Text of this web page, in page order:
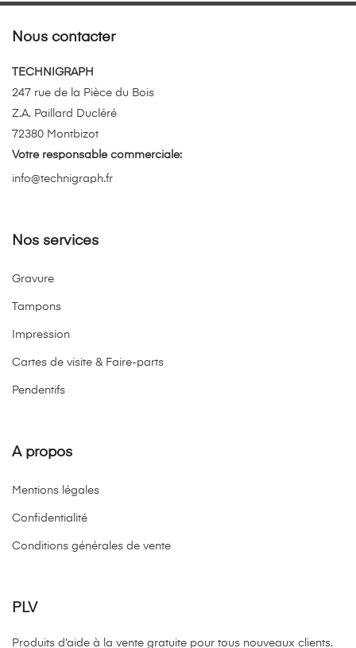
Nous contacter
TECHNIGRAPH
247 rue de la Pièce du Bois
Z.A. Paillard Ducléré
72380 Montbizot
Votre responsable commerciale:
info@technigraph.fr
Nos services
Gravure
Tampons
Impression
Cartes de visite & Faire-parts
Pendentifs
A propos
Mentions légales
Confidentialité
Conditions générales de vente
PLV
Produits d’aide à la vente gratuite pour tous nouveaux clients.